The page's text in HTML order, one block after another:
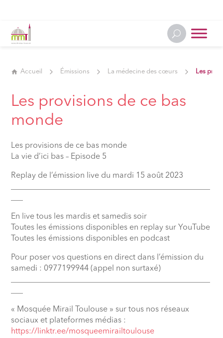
Accueil Émissions La médecine des cœurs Les
Les provisions de ce bas
monde
Les provisions de ce bas monde
La vie d’ici bas – Episode 5
Replay de l’émission live du mardi 15 août 2023
En live tous les mardis et samedis soir
Toutes les émissions disponibles en replay sur YouTube
Toutes les émissions disponibles en podcast
Pour poser vos questions en direct dans l’émission du
samedi : 0977199944 (appel non surtaxé)
« Mosquée Mirail Toulouse » sur tous nos réseaux
sociaux et plateformes médias :
⁠https://linktr.ee/mosqueemirailtoulouse